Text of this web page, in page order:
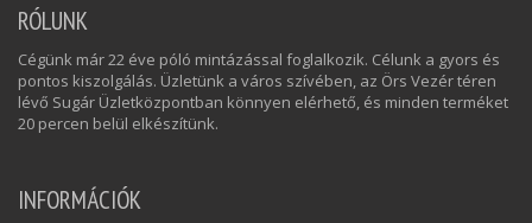
RÓLUNK
Cégünk már 22 éve póló mintázással foglalkozik. Célunk a gyors és
pontos kiszolgálás. Üzletünk a város szívében, az Örs Vezér téren
lévő Sugár Üzletközpontban könnyen elérhető, és minden terméket
20 percen belül elkészítünk.
INFORMÁCIÓK